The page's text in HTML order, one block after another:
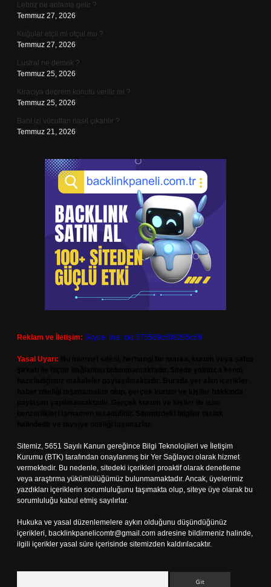
Lebriz ne anlama gelir ?
Temmuz 27, 2026
Kuğular etçil mi otçul mu ?
Temmuz 27, 2026
Lustral ne demek ?
Temmuz 25, 2026
Kiracıya deprem konutu verilir mi ?
Temmuz 25, 2026
Bant izi vücuttan nasıl çıkarılır ?
Temmuz 21, 2026
Reklam ve İletişim: Skype: live:.cid.575569c608265c69
Yasal Uyarı:
Sitemiz, 5651 Sayılı Kanun gereğince Bilgi Teknolojileri ve İletişim
Kurumu (BTK) tarafından onaylanmış bir Yer Sağlayıcı olarak hizmet
vermektedir. Bu nedenle, sitedeki içerikleri proaktif olarak denetleme
veya araştırma yükümlülüğümüz bulunmamaktadır. Ancak, üyelerimiz
yazdıkları içeriklerin sorumluluğunu taşımakta olup, siteye üye olarak bu
sorumluluğu kabul etmiş sayılırlar.
Hukuka ve yasal düzenlemelere aykırı olduğunu düşündüğünüz
içerikleri, backlinkpanelicomtr@gmail.com adresine bildirmeniz halinde,
ilgili içerikler yasal süre içerisinde sitemizden kaldırılacaktır.